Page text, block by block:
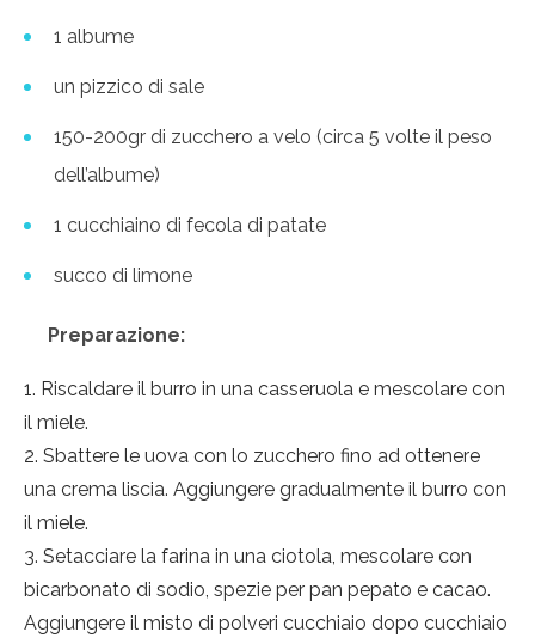
1 albume
un pizzico di sale
150-200gr di zucchero a velo (circa 5 volte il peso
dell’albume)
1 cucchiaino di fecola di patate
succo di limone
Preparazione:
Riscaldare il burro in una casseruola e mescolare con
il miele.
Sbattere le uova con lo zucchero fino ad ottenere
una crema liscia. Aggiungere gradualmente il burro con
il miele.
Setacciare la farina in una ciotola, mescolare con
bicarbonato di sodio, spezie per pan pepato e cacao.
Aggiungere il misto di polveri cucchiaio dopo cucchiaio